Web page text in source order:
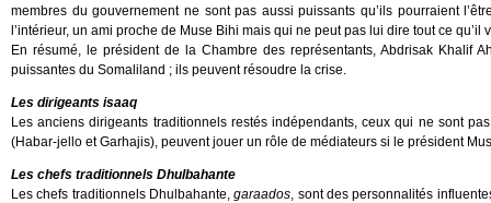
membres du gouvernement ne sont pas aussi puissants qu’ils pourraient
l’intérieur, un ami proche de Muse Bihi mais qui ne peut pas lui dire tout ce qu’il
En résumé, le président de la Chambre des représentants, Abdrisak Khalif
puissantes du Somaliland ; ils peuvent résoudre la crise.
Les dirigeants isaaq
Les anciens dirigeants traditionnels restés indépendants, ceux qui ne sont
(Habar-jello et Garhajis), peuvent jouer un rôle de médiateurs si le président
Les chefs traditionnels Dhulbahante
Les chefs traditionnels Dhulbahante,garaados, sont des personnalités